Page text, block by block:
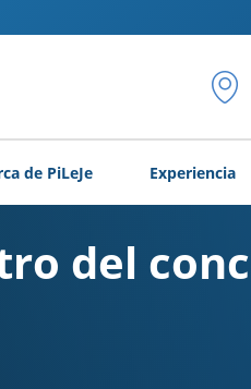
de PiLeJe Experiencia
del